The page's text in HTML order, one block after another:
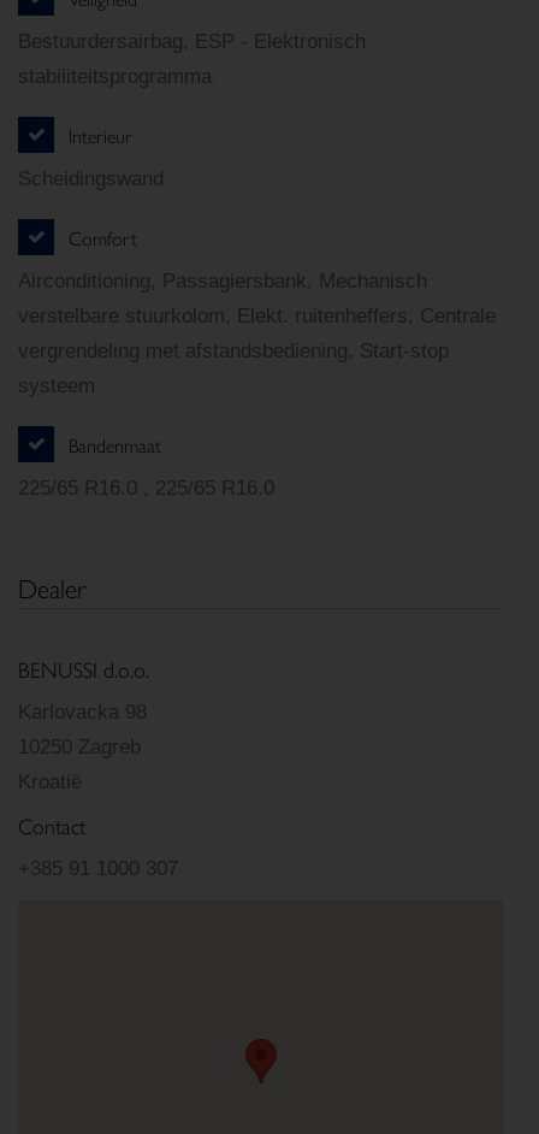
Bestuurdersairbag, ESP - Elektronisch
stabiliteitsprogramma
Interieur
Scheidingswand
Comfort
Airconditioning, Passagiersbank, Mechanisch
verstelbare stuurkolom, Elekt. ruitenheffers, Centrale
vergrendeling met afstandsbediening, Start-stop
systeem
Bandenmaat
225/65 R16.0 , 225/65 R16.0
Dealer
BENUSSI d.o.o.
Karlovacka 98
10250 Zagreb
Kroatië
Contact
+385 91 1000 307